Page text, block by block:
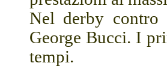
Nel derby
George Bucci. I
tempi.